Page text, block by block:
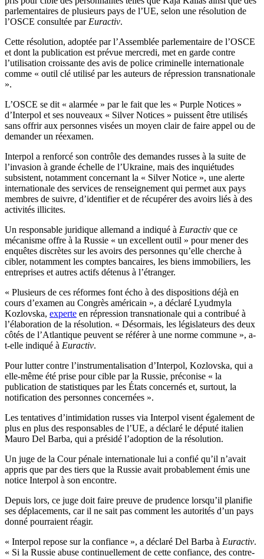
parlementaires de plusieurs pays de l’UE, selon une résolution de
l’OSCE consultée par Euractiv.
Cette résolution, adoptée par l’Assemblée parlementaire de l’OSCE
et dont la publication est prévue mercredi, met en garde contre
l’utilisation croissante des avis de police criminelle internationale
comme « outil clé utilisé par les auteurs de répression transnationale
».
L’OSCE se dit « alarmée » par le fait que les « Purple Notices »
d’Interpol et ses nouveaux « Silver Notices » puissent être utilisés
sans offrir aux personnes visées un moyen clair de faire appel ou de
demander un réexamen.
Interpol a renforcé son contrôle des demandes russes à la suite de
l’invasion à grande échelle de l’Ukraine, mais des inquiétudes
subsistent, notamment concernant la « Silver Notice », une alerte
internationale des services de renseignement qui permet aux pays
membres de suivre, d’identifier et de récupérer des avoirs liés à des
activités illicites.
Un responsable juridique allemand a indiqué à Euractiv que ce
mécanisme offre à la Russie « un excellent outil » pour mener des
enquêtes discrètes sur les avoirs des personnes qu’elle cherche à
cibler, notamment les comptes bancaires, les biens immobiliers, les
entreprises et autres actifs détenus à l’étranger.
« Plusieurs de ces réformes font écho à des dispositions déjà en
cours d’examen au Congrès américain », a déclaré Lyudmyla
Kozlovska, experte en répression transnationale qui a contribué à
l’élaboration de la résolution. « Désormais, les législateurs des deux
côtés de l’Atlantique peuvent se référer à une norme commune », a-
t-elle indiqué à Euractiv.
Pour lutter contre l’instrumentalisation d’Interpol, Kozlovska, qui a
elle-même été prise pour cible par la Russie, préconise « la
publication de statistiques par les États concernés et, surtout, la
notification des personnes concernées ».
Les tentatives d’intimidation russes via Interpol visent également de
plus en plus des responsables de l’UE, a déclaré le député italien
Mauro Del Barba, qui a présidé l’adoption de la résolution.
Un juge de la Cour pénale internationale lui a confié qu’il n’avait
appris que par des tiers que la Russie avait probablement émis une
notice Interpol à son encontre.
Depuis lors, ce juge doit faire preuve de prudence lorsqu’il planifie
ses déplacements, car il ne sait pas comment les autorités d’un pays
donné pourraient réagir.
« Interpol repose sur la confiance », a déclaré Del Barba à Euractiv.
« Si la Russie abuse continuellement de cette confiance, des contre-